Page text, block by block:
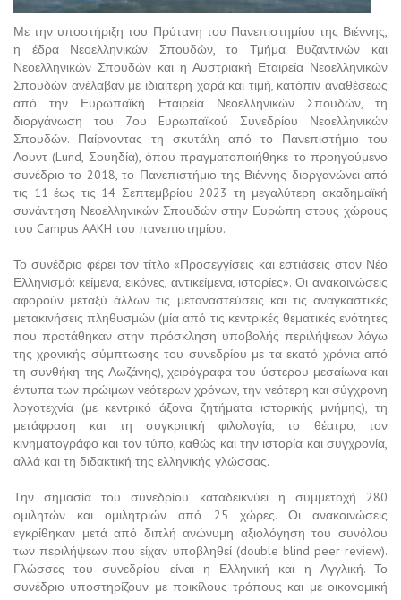
Με την υποστήριξη του Πρύτανη του Πανεπιστημίου της Βιέννης,
η έδρα Νεοελληνικών Σπουδών, το Τμήμα Βυζαντινών και
Νεοελληνικών Σπουδών και η Αυστριακή Εταιρεία Νεοελληνικών
Σπουδών ανέλαβαν με ιδιαίτερη χαρά και τιμή, κατόπιν αναθέσεως
από την Ευρωπαϊκή Εταιρεία Νεοελληνικών Σπουδών, τη
διοργάνωση του 7ου Eυρωπαϊκού Συνεδρίου Νεοελληνικών
Σπουδών. Παίρνοντας τη σκυτάλη από το Πανεπιστήμιο του
Λουντ (Lund, Σουηδία), όπου πραγματοποιήθηκε το προηγούμενο
συνέδριο το 2018, το Πανεπιστήμιο της Βιέννης διοργανώνει από
τις 11 έως τις 14 Σεπτεμβρίου 2023 τη μεγαλύτερη ακαδημαϊκή
συνάντηση Νεοελληνικών Σπουδών στην Ευρώπη στους χώρους
του Campus AAKH του πανεπιστημίου.
Το συνέδριο φέρει τον τίτλο «Προσεγγίσεις και εστιάσεις στον Νέο
Ελληνισμό: κείμενα, εικόνες, αντικείμενα, ιστορίες». Οι ανακοινώσεις
αφορούν μεταξύ άλλων τις μεταναστεύσεις και τις αναγκαστικές
μετακινήσεις πληθυσμών (μία από τις κεντρικές θεματικές ενότητες
που προτάθηκαν στην πρόσκληση υποβολής περιλήψεων λόγω
της χρονικής σύμπτωσης του συνεδρίου με τα εκατό χρόνια από
τη συνθήκη της Λωζάνης), χειρόγραφα του ύστερου μεσαίωνα και
έντυπα των πρώιμων νεότερων χρόνων, την νεότερη και σύγχρονη
λογοτεχνία (με κεντρικό άξονα ζητήματα ιστορικής μνήμης), τη
μετάφραση και τη συγκριτική φιλολογία, το θέατρο, τον
κινηματογράφο και τον τύπο, καθώς και την ιστορία και συγχρονία,
αλλά και τη διδακτική της ελληνικής γλώσσας.
Την σημασία του συνεδρίου καταδεικνύει η συμμετοχή 280
ομιλητών και ομιλητριών από 25 χώρες. Οι ανακοινώσεις
εγκρίθηκαν μετά από διπλή ανώνυμη αξιολόγηση του συνόλου
των περιλήψεων που είχαν υποβληθεί (double blind peer review).
Γλώσσες του συνεδρίου είναι η Ελληνική και η Αγγλική. Το
συνέδριο υποστηρίζουν με ποικίλους τρόπους και με οικονομική